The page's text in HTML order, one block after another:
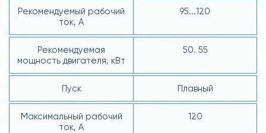
Рекомендуемый рабочий
ток, А
95...120
Рекомендуемая
мощность двигателя, кВт
50. 55
Пуск Плавный
Максимальный рабочий
ток, А
120